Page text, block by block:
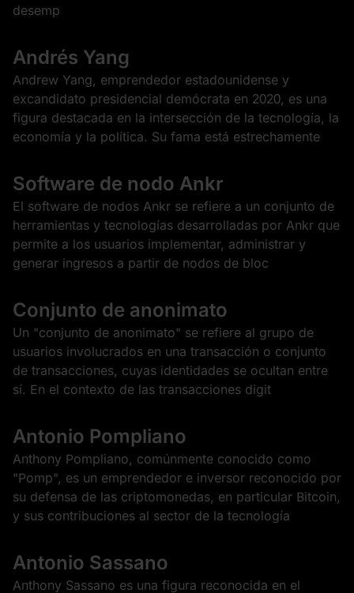
desemp
Andrés Yang
Andrew Yang, emprendedor estadounidense y
excandidato presidencial demócrata en 2020, es una
figura destacada en la intersección de la tecnología, la
economía y la política. Su fama está estrechamente
Software de nodo Ankr
El software de nodos Ankr se refiere a un conjunto de
herramientas y tecnologías desarrolladas por Ankr que
permite a los usuarios implementar, administrar y
generar ingresos a partir de nodos de bloc
Conjunto de anonimato
Un "conjunto de anonimato" se refiere al grupo de
usuarios involucrados en una transacción o conjunto
de transacciones, cuyas identidades se ocultan entre
sí. En el contexto de las transacciones digit
Antonio Pompliano
Anthony Pompliano, comúnmente conocido como
"Pomp", es un emprendedor e inversor reconocido por
su defensa de las criptomonedas, en particular Bitcoin,
y sus contribuciones al sector de la tecnología
Antonio Sassano
Anthony Sassano es una figura reconocida en el